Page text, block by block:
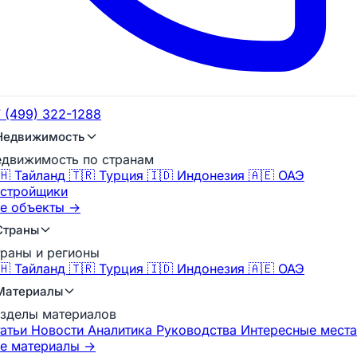
(499) 322-1288
по странам
Тайланд 🇹🇷 Турция 🇮🇩 Индонезия 🇦🇪 ОАЭ
объекты →
и регионы
Тайланд 🇹🇷 Турция 🇮🇩 Индонезия 🇦🇪 ОАЭ
материалов
Новости Аналитика Руководства Интересные места
материалы →